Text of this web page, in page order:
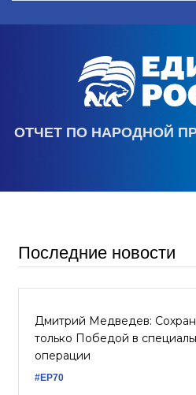
ОТЧЕТ ПО НАРОДНОЙ
Последние новости
Дмитрий Медведев:
только Победой в
операции
#ЕР70